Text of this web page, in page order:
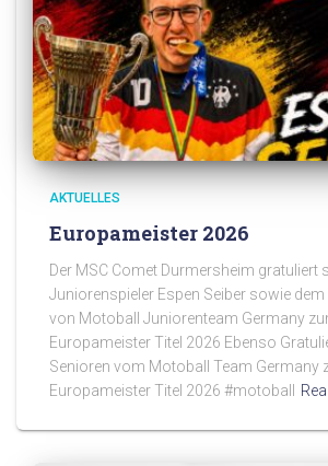
AKTUELLES
Europameister 2026
Der MSC Comet Durmersheim gratuliert
Juniorenspieler Espen Seiber sowie
von Motoball Juniorenteam Germany
Europameister Titel 2026 Ebenso
Senioren vom Motoball Team Germany
Europameister Titel 2026 #motoball